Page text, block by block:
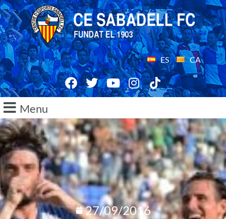
ES CA
Menu
27/09/2016